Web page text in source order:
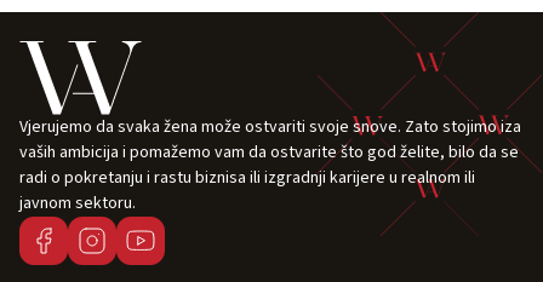
Vjerujemo da svaka žena može ostvariti svoje snove. Zato stojimo iza
vaših ambicija i pomažemo vam da ostvarite što god želite, bilo da se
radi o pokretanju i rastu biznisa ili izgradnji karijere u realnom ili
javnom sektoru.